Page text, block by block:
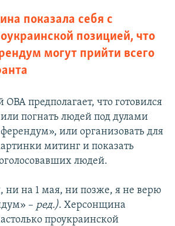
показала себя с
позицией, что
могут прийти всего
ОВА предполагает, что готовился
погнать людей под дулами
или организовать для
митинг и показать
людей.
ни на 1 мая, ни позже, я не верю
– ред.). Херсонщина
проукраинской